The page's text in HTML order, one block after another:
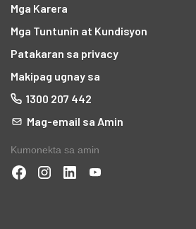
Mga Karera
Mga Tuntunin at Kundisyon
Patakaran sa privacy
Makipag ugnay sa
1300 207 442
Mag-email sa Amin
Kumonekta sa amin